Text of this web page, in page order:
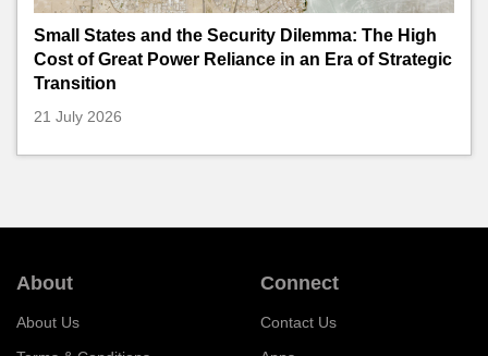
Small States and the Security Dilemma: The High
Cost of Great Power Reliance in an Era of Strategic
Transition
21 July 2026
About
About Us
Connect
Contact Us